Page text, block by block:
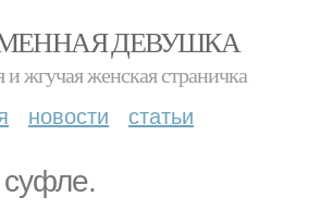
ДЕВУШКА
и жгучая женская страничка
новости статьи